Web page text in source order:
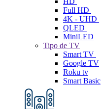
Full HD
4K - UHD
QLED
MiniLED
Tipo de TV
Smart TV
Google TV
Roku tv
Smart Basic